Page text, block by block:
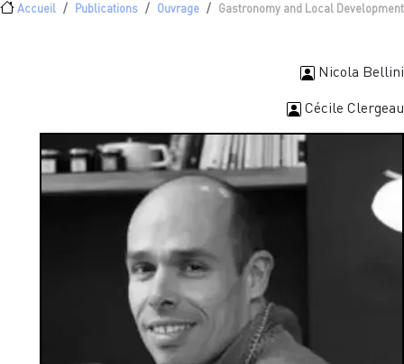
Fil d'Ariane
Accueil Publications Ouvrage Gastronomy and Local Development
Nicola Bellini
Cécile Clergeau